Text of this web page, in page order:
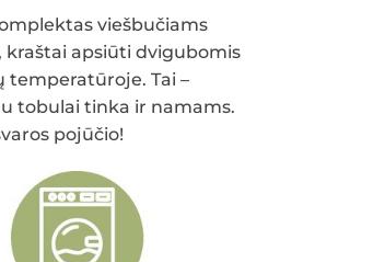
viešbučiams
apsiūti dvigubomis
temperatūroje. Tai –
tobulai tinka ir namams.
pojūčio!